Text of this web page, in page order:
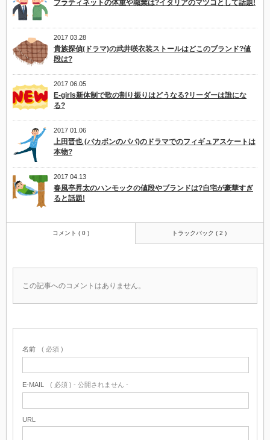
プラティネットの体重や職業は?イタリアのマツコとして話題!
2017 03.28
貴族探偵(ドラマ)の武井咲衣装ストールはどこのブランド?値
段は?
2017 06.05
E-girls新体制で歌の割り振りはどうなる?リーダーは誰にな
る?
2017 01.06
上田晋也 (バカボンのパパ)のドラマでのフィギュアスケートは
本物?
2017 04.13
春風亭昇太のハンモックの値段やブランドは?自宅が豪華すぎ
ると話題!
コメント ( 0 ) トラックバック ( 2 )
この記事へのコメントはありません。
名前 ( 必須 )
E-MAIL ( 必須 ) - 公開されません -
URL